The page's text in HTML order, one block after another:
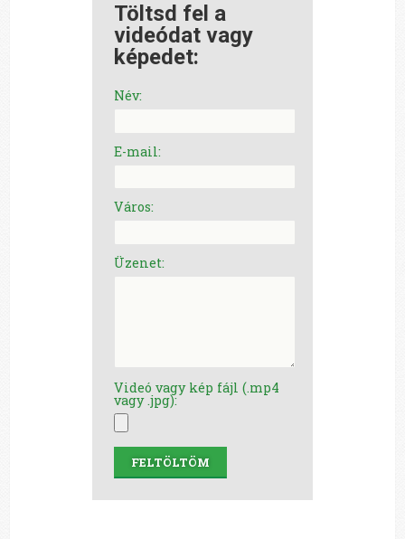
Töltsd fel a
videódat vagy
képedet:
Név:
E-mail:
Város:
Üzenet:
Videó vagy kép fájl (.mp4
vagy .jpg):
FELTÖLTÖM